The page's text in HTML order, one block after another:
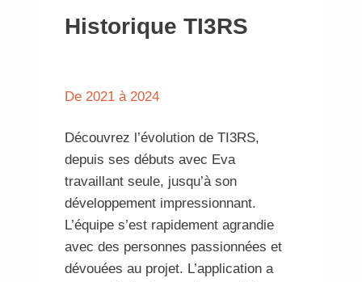
Historique TI3RS
De 2021 à 2024
Découvrez l’évolution de TI3RS,
depuis ses débuts avec Eva
travaillant seule, jusqu’à son
développement impressionnant.
L’équipe s’est rapidement agrandie
avec des personnes passionnées et
dévouées au projet. L’application a